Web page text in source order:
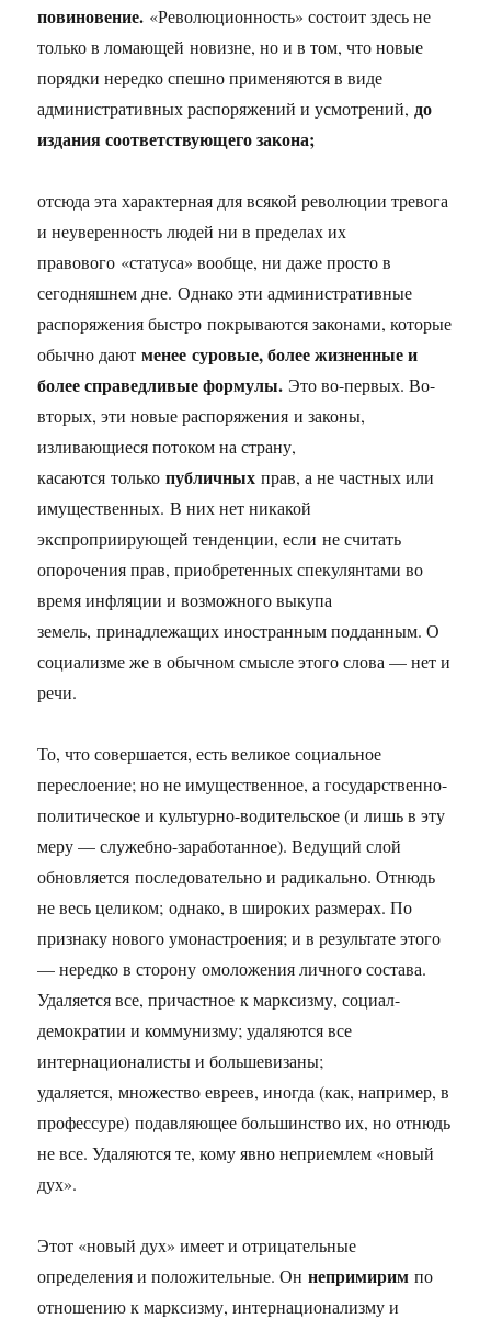
повиновение. «Революционность» состоит здесь не
только в ломающей новизне, но и в том, что новые
порядки нередко спешно применяются в виде
административных распоряжений и усмотрений, до
издания соответствующего закона;
отсюда эта характерная для всякой революции тревога
и неуверенность людей ни в пределах их
правового «статуса» вообще, ни даже просто в
сегодняшнем дне. Однако эти административные
распоряжения быстро покрываются законами, которые
обычно даютменее суровые, более жизненные и
более справедливые формулы. Это во-первых. Во-
вторых, эти новые распоряжения и законы,
изливающиеся потоком на страну,
касаются толькопубличныхправ, а не частных или
имущественных. В них нет никакой
экспроприирующей тенденции, если не считать
опорочения прав, приобретенных спекулянтами во
время инфляции и возможного выкупа
земель, принадлежащих иностранным подданным. О
социализме же в обычном смысле этого слова — нет и
речи.
То, что совершается, есть великое социальное
переслоение; но не имущественное, а государственно-
политическое и культурно-водительское (и лишь в эту
меру — служебно-заработанное). Ведущий слой
обновляется последовательно и радикально. Отнюдь
не весь целиком; однако, в широких размерах. По
признаку нового умонастроения; и в результате этого
— нередко в сторону омоложения личного состава.
Удаляется все, причастное к марксизму, социал-
демократии и коммунизму; удаляются все
интернационалисты и большевизаны;
удаляется, множество евреев, иногда (как, например, в
профессуре) подавляющее большинство их, но отнюдь
не все. Удаляются те, кому явно неприемлем «новый
дух».
Этот «новый дух» имеет и отрицательные
определения и положительные. Оннепримиримпо
отношению к марксизму, интернационализму и